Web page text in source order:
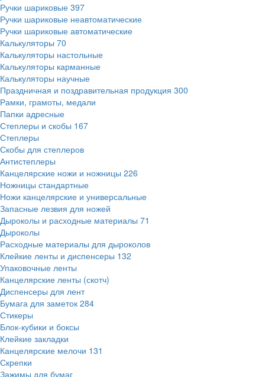
Ручки шариковые 397
Ручки шариковые неавтоматические
Ручки шариковые автоматические
Калькуляторы 70
Калькуляторы настольные
Калькуляторы карманные
Калькуляторы научные
Праздничная и поздравительная продукция 300
Рамки, грамоты, медали
Папки адресные
Степлеры и скобы 167
Степлеры
Скобы для степлеров
Антистеплеры
Канцелярские ножи и ножницы 226
Ножницы стандартные
Ножи канцелярские и универсальные
Запасные лезвия для ножей
Дыроколы и расходные материалы 71
Дыроколы
Расходные материалы для дыроколов
Клейкие ленты и диспенсеры 132
Упаковочные ленты
Канцелярские ленты (скотч)
Диспенсеры для лент
Бумага для заметок 284
Стикеры
Блок-кубики и боксы
Клейкие закладки
Канцелярские мелочи 131
Скрепки
Зажимы для бумаг